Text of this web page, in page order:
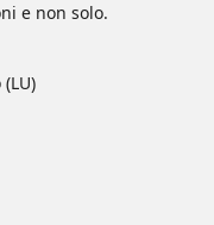
e non solo.